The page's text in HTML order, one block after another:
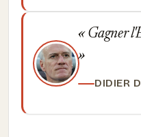
Gagner
DIDIER